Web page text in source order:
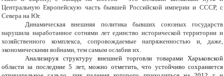
Центральную Европейскую часть бывшей Российской империи и СССР, с
Севера на Юг.
Динамическая внешняя политика бывших союзных государств
нарушила наработанное сотнями лет единство исторической территории и
хозяйственного комплекса, сопровождаемые напряженностью и, даже,
экономическими войнами, тем самым ослабив их.
Анализируя структуру внешней торговли товарами Харьковской
области за последние 5 лет, можно отметить, что устойчиво сохраняется